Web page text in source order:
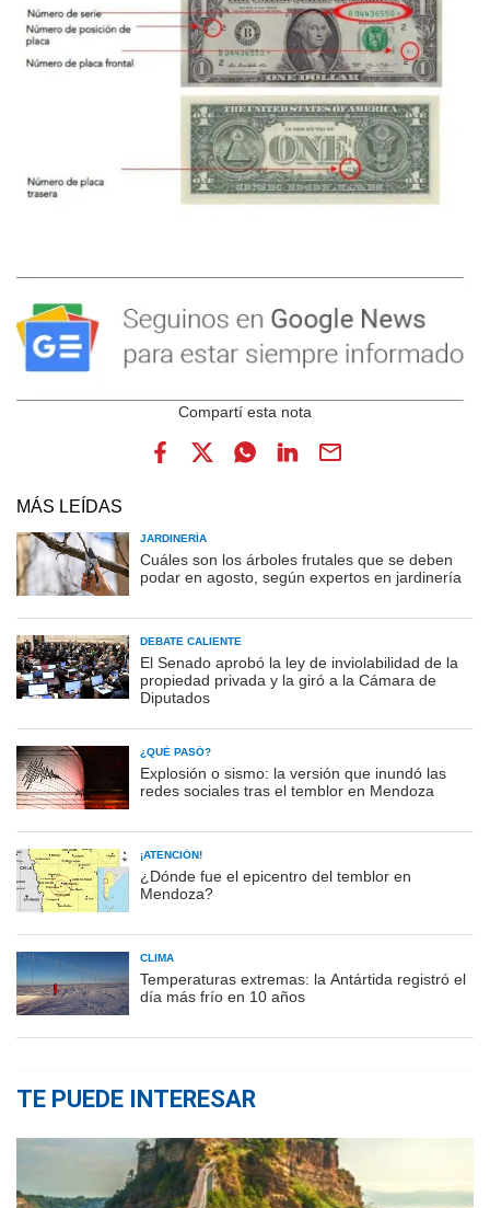
MÁS LEÍDAS
JARDINERÍA
Cuáles son los árboles frutales que se deben
podar en agosto, según expertos en jardinería
DEBATE CALIENTE
El Senado aprobó la ley de inviolabilidad de la
propiedad privada y la giró a la Cámara de
Diputados
¿QUÉ PASÓ?
Explosión o sismo: la versión que inundó las
redes sociales tras el temblor en Mendoza
¡ATENCIÓN!
¿Dónde fue el epicentro del temblor en
Mendoza?
CLIMA
Temperaturas extremas: la Antártida registró el
día más frío en 10 años
TE PUEDE INTERESAR